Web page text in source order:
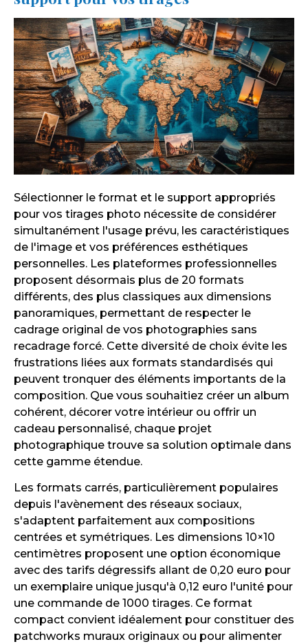
Sélectionner le format et le support appropriés
pour vos tirages photo nécessite de considérer
simultanément l'usage prévu, les caractéristiques
de l'image et vos préférences esthétiques
personnelles. Les plateformes professionnelles
proposent désormais plus de 20 formats
différents, des plus classiques aux dimensions
panoramiques, permettant de respecter le
cadrage original de vos photographies sans
recadrage forcé. Cette diversité de choix évite les
frustrations liées aux formats standardisés qui
peuvent tronquer des éléments importants de la
composition. Que vous souhaitiez créer un album
cohérent, décorer votre intérieur ou offrir un
cadeau personnalisé, chaque projet
photographique trouve sa solution optimale dans
cette gamme étendue.
Les formats carrés, particulièrement populaires
depuis l'avènement des réseaux sociaux,
s'adaptent parfaitement aux compositions
centrées et symétriques. Les dimensions 10×10
centimètres proposent une option économique
avec des tarifs dégressifs allant de 0,20 euro pour
un exemplaire unique jusqu'à 0,12 euro l'unité pour
une commande de 1000 tirages. Ce format
compact convient idéalement pour constituer des
patchworks muraux originaux ou pour alimenter